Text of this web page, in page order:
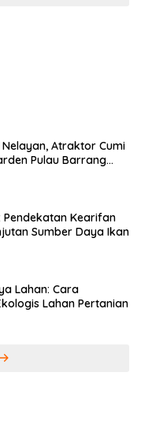
Atraktor Cumi
Pulau Barrang
Pendekatan Kearifan
Sumber Daya Ikan
Lahan: Cara
Lahan Pertanian